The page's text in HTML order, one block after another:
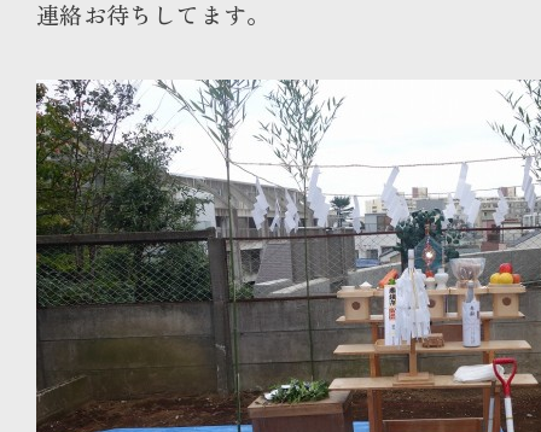
連絡お待ちしてます。